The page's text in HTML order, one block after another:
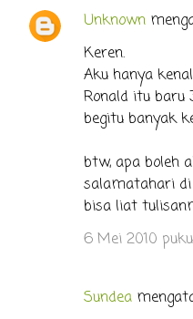
Unknown
Keren.
Aku hanya
Ronald itu baru
begitu banyak
btw, apa boleh
salamatahari
bisa liat
6 Mei 2010
Sundea